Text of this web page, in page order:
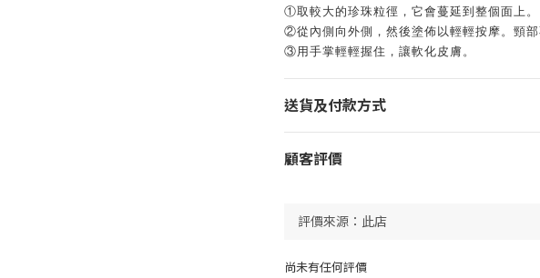
①取較大的珍珠粒徑，它會蔓延到整個面上。
②從內側向外側，然後塗佈以輕輕按摩。頸部
③用手掌輕輕握住，讓軟化皮膚。
送貨及付款方式
顧客評價
尚未有任何評價